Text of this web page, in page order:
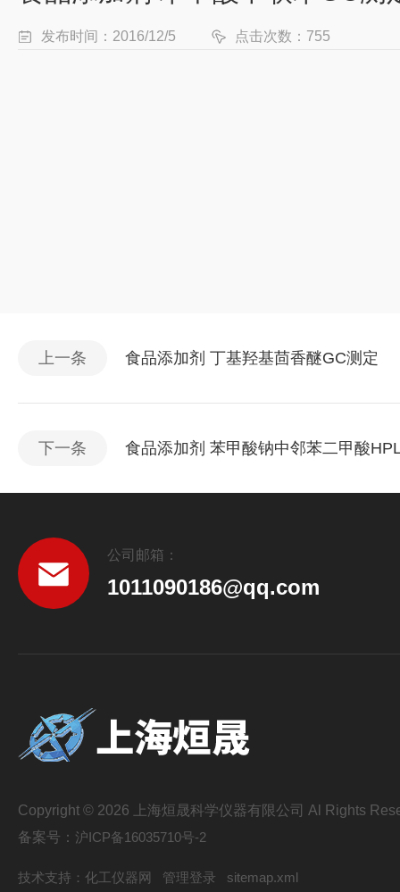
发布时间：2016/12/5 点击次数：755
上一条 食品添加剂 丁基羟基茴香醚GC测定
下一条 食品添加剂 苯甲酸钠中邻苯二甲酸
公司邮箱：
1011090186@qq.com
Copyright © 2026 上海烜晟科学仪器有限公司 Al Rights
备案号： 沪ICP备16035710号-2
技术支持： 化工仪器网 管理登录 sitemap.xml